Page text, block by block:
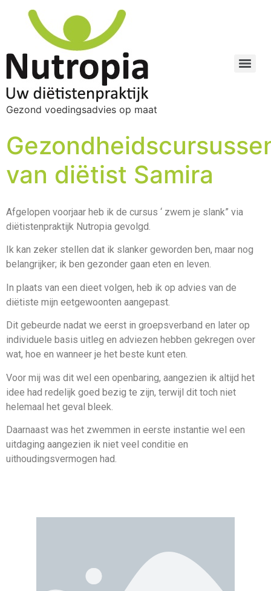
Gezond voedingsadvies op maat
van diëtist Samira
Afgelopen voorjaar heb ik de cursus ‘ zwem je slank” via
diëtistenpraktijk Nutropia gevolgd.
Ik kan zeker stellen dat ik slanker geworden ben, maar nog
belangrijker; ik ben gezonder gaan eten en leven.
In plaats van een dieet volgen, heb ik op advies van de
diëtiste mijn eetgewoonten aangepast.
Dit gebeurde nadat we eerst in groepsverband en later op
individuele basis uitleg en adviezen hebben gekregen over
wat, hoe en wanneer je het beste kunt eten.
Voor mij was dit wel een openbaring, aangezien ik altijd het
idee had redelijk goed bezig te zijn, terwijl dit toch niet
helemaal het geval bleek.
Daarnaast was het zwemmen in eerste instantie wel een
uitdaging aangezien ik niet veel conditie en
uithoudingsvermogen had.